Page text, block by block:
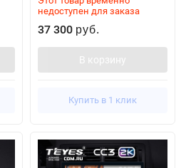
недоступен для заказа
37 300 руб.
В корзину
Купить в 1 клик